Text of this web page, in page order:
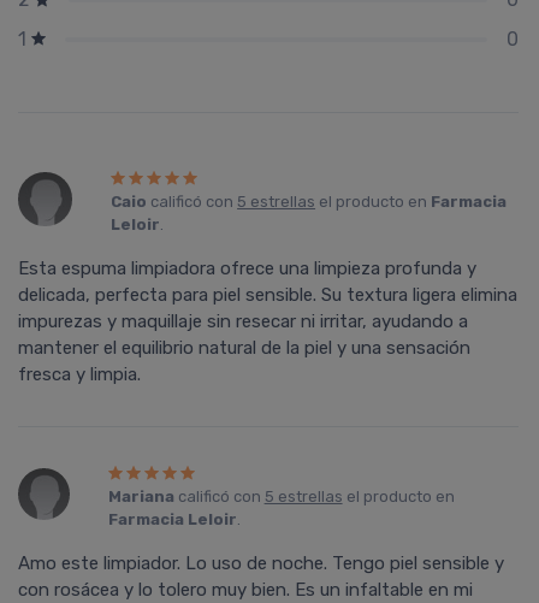
1
0
Caio calificó con 5 estrellas el producto en Farmacia
Leloir.
Esta espuma limpiadora ofrece una limpieza profunda y
delicada, perfecta para piel sensible. Su textura ligera elimina
impurezas y maquillaje sin resecar ni irritar, ayudando a
mantener el equilibrio natural de la piel y una sensación
fresca y limpia.
Mariana calificó con 5 estrellas el producto en
Farmacia Leloir.
Amo este limpiador. Lo uso de noche. Tengo piel sensible y
con rosácea y lo tolero muy bien. Es un infaltable en mi